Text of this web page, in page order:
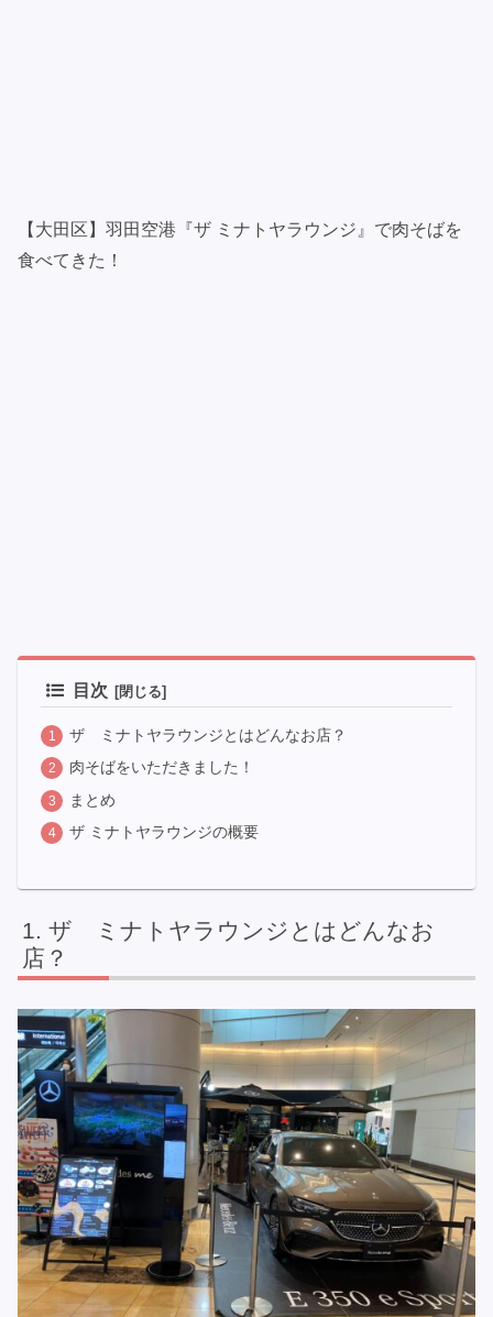
【大田区】羽田空港『ザ ミナトヤラウンジ』で肉そばを
食べてきた！
目次
ザ ミナトヤラウンジとはどんなお店？
肉そばをいただきました！
まとめ
ザ ミナトヤラウンジの概要
ザ ミナトヤラウンジとはどんなお
店？